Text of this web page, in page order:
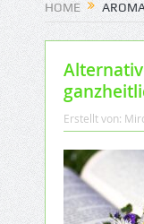
HOME
Erstellt von: